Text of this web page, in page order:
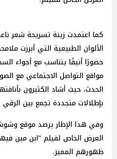
كما اعتمدت زينة تسريحة شعر
الألوان الطبيعية التي أبرزت
حضورًا أنيقًا يتناسب مع أجواء
مواقع التواصل الاجتماعي مع
الحدث، حيث أشاد الكثيرون
بإطلالات متجددة تجمع بين الرقي
وفي هذا الإطار يرصد موقع
العرض الخاص لفيلم "ابن مين
ظهورهم المميز.